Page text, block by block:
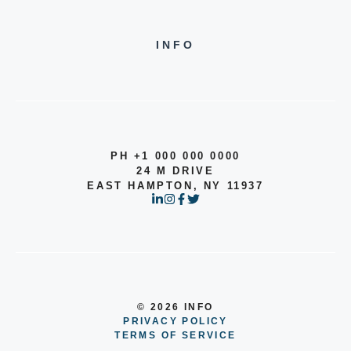
INFO
PH +1 000 000 0000
24 M DRIVE
EAST HAMPTON, NY 11937
© 2026 INFO
PRIVACY POLICY
TERMS OF SERVICE